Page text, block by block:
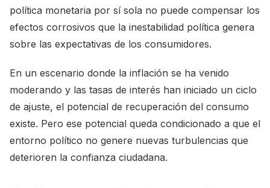
política monetaria por sí sola no puede compensar los
efectos corrosivos que la inestabilidad política genera
sobre las expectativas de los consumidores.
En un escenario donde la inflación se ha venido
moderando y las tasas de interés han iniciado un ciclo
de ajuste, el potencial de recuperación del consumo
existe. Pero ese potencial queda condicionado a que el
entorno político no genere nuevas turbulencias que
deterioren la confianza ciudadana.